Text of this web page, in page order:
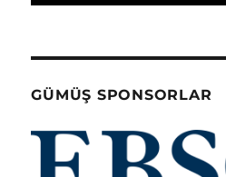
GÜMÜŞ SPONSORLAR